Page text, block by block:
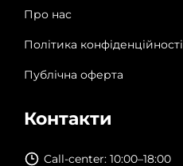
Про нас
Політика конфіденційності
Публічна оферта
Контакти
Call-center: 10:00–18:00